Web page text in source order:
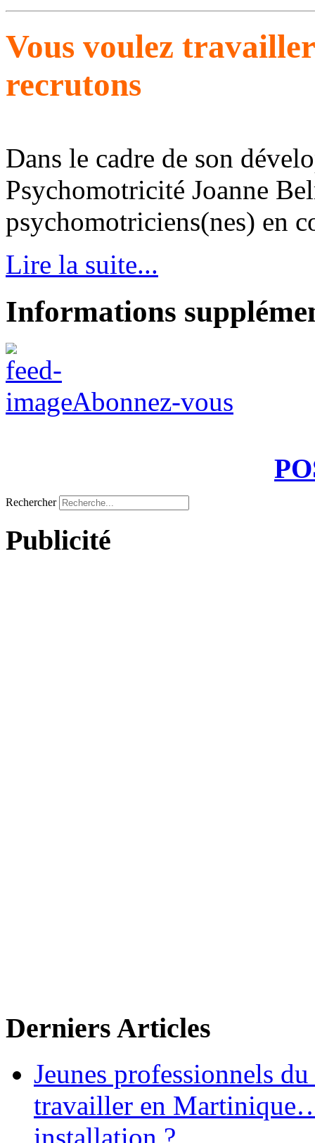
Vous voulez
recrutons
Dans le cadre de son
Psychomotricité Joanne
psychomotriciens(nes) en
Lire la suite...
Informations
Abonnez-vous
Rechercher
Publicité
Derniers Articles
Jeunes professionnels
travailler en
installation ?